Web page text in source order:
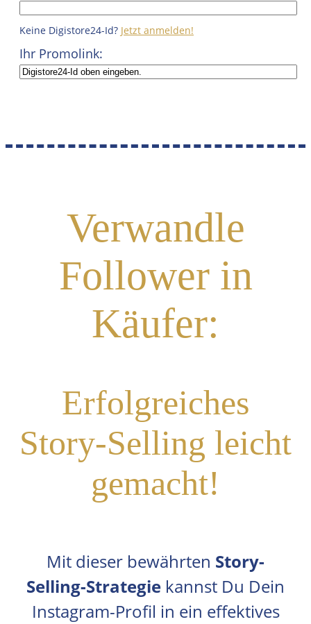
Keine Digistore24-Id? Jetzt anmelden!
Ihr Promolink:
Verwandle
Follower in
Käufer:
Erfolgreiches
Story-Selling leicht
gemacht!
Mit dieser bewährten Story-
Selling-Strategie kannst Du Dein
Instagram-Profil in ein effektives